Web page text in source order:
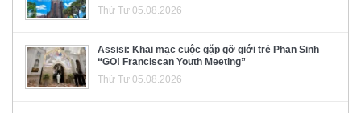
Thứ Tư 05.08.2026
Assisi: Khai mạc cuộc gặp gỡ giới trẻ Phan Sinh
“GO! Franciscan Youth Meeting”
Thứ Tư 05.08.2026